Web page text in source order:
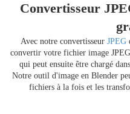
Convertisseur
Avec notre convertisseur JPEG
convertir votre fichier image
qui peut ensuite être chargé
Notre outil d'image en Blender
fichiers à la fois et les